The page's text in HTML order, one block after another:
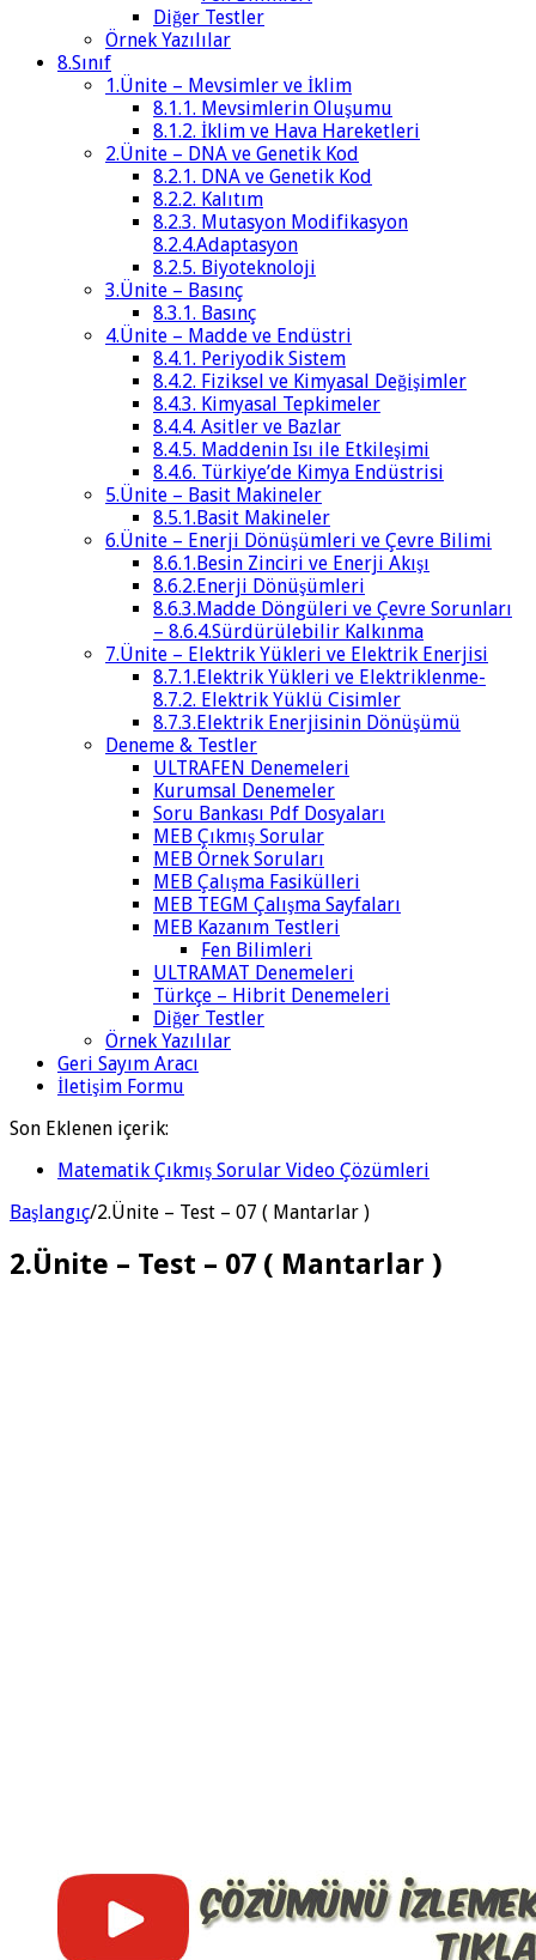
Diğer Testler
Örnek Yazılılar
8.Sınıf
1.Ünite – Mevsimler ve İklim
8.1.1. Mevsimlerin Oluşumu
8.1.2. İklim ve Hava Hareketleri
2.Ünite – DNA ve Genetik Kod
8.2.1. DNA ve Genetik Kod
8.2.2. Kalıtım
8.2.3. Mutasyon Modifikasyon
8.2.4.Adaptasyon
8.2.5. Biyoteknoloji
3.Ünite – Basınç
8.3.1. Basınç
4.Ünite – Madde ve Endüstri
8.4.1. Periyodik Sistem
8.4.2. Fiziksel ve Kimyasal Değişimler
8.4.3. Kimyasal Tepkimeler
8.4.4. Asitler ve Bazlar
8.4.5. Maddenin Isı ile Etkileşimi
8.4.6. Türkiye’de Kimya Endüstrisi
5.Ünite – Basit Makineler
8.5.1.Basit Makineler
6.Ünite – Enerji Dönüşümleri ve Çevre Bilimi
8.6.1.Besin Zinciri ve Enerji Akışı
8.6.2.Enerji Dönüşümleri
8.6.3.Madde Döngüleri ve Çevre Sorunları
– 8.6.4.Sürdürülebilir Kalkınma
7.Ünite – Elektrik Yükleri ve Elektrik Enerjisi
8.7.1.Elektrik Yükleri ve Elektriklenme-
8.7.2. Elektrik Yüklü Cisimler
8.7.3.Elektrik Enerjisinin Dönüşümü
Deneme & Testler
ULTRAFEN Denemeleri
Kurumsal Denemeler
Soru Bankası Pdf Dosyaları
MEB Çıkmış Sorular
MEB Örnek Soruları
MEB Çalışma Fasikülleri
MEB TEGM Çalışma Sayfaları
MEB Kazanım Testleri
Fen Bilimleri
ULTRAMAT Denemeleri
Türkçe – Hibrit Denemeleri
Diğer Testler
Örnek Yazılılar
Geri Sayım Aracı
İletişim Formu
Son Eklenen içerik:
Matematik Çıkmış Sorular Video Çözümleri
Matematik 6.Ünite Örnek Sorular Video Çözümleri
Başlangıç/2.Ünite – Test – 07 ( Mantarlar )
2.Ünite – Test – 07 ( Mantarlar )